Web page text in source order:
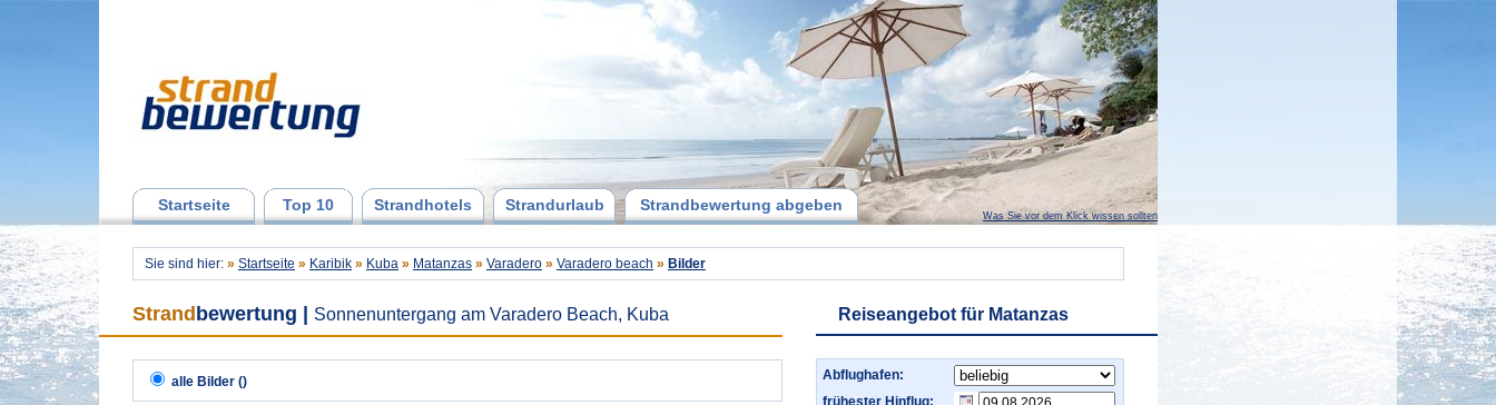
Startseite Top 10 Strandhotels Strandurlaub Strandbewertung abgeben
Was Sie vor dem Klick wissen sollten
Sie sind hier: » Startseite » Karibik » Kuba » Matanzas » Varadero » Varadero beach » Bilder
Strand bewertung Sonnenuntergang am Varadero Beach, Kuba
alle Bilder ()
Reiseangebot für Matanzas
Abflughafen:
frühester Hinflug: